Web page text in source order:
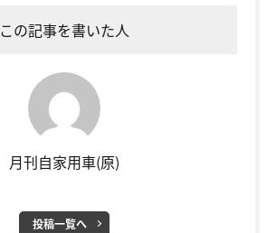
この記事を書いた人
月刊自家用車(原)
投稿一覧へ